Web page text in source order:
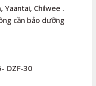
Yaantai, Chilwee .
cần bảo dưỡng
DZF-30